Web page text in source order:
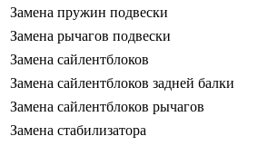
Замена пружин подвески
Замена рычагов подвески
Замена сайлентблоков
Замена сайлентблоков задней балки
Замена сайлентблоков рычагов
Замена стабилизатора